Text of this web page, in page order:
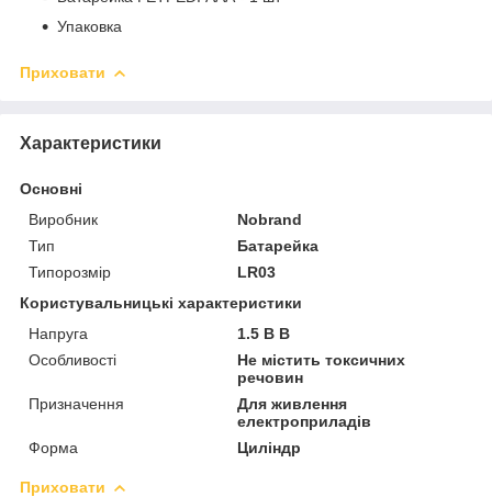
Упаковка
Приховати
Характеристики
Основні
Виробник
Nobrand
Тип
Батарейка
Типорозмір
LR03
Користувальницькі характеристики
Напруга
1.5 В В
Особливості
Не містить токсичних
речовин
Призначення
Для живлення
електроприладів
Форма
Циліндр
Приховати